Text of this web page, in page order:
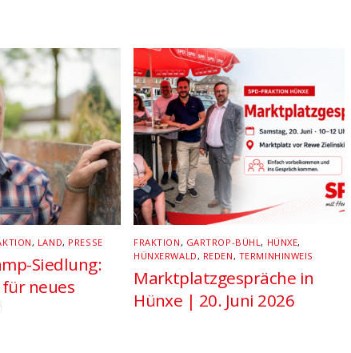
, LAND, PRESSE
Siedlung:
neues
FRAKTION , GARTROP-BÜHL , HÜNXE,
HÜNXERWALD , REDEN , TERMINHINWEIS
Marktplatzgespräche in
Hünxe | 20. Juni 2026